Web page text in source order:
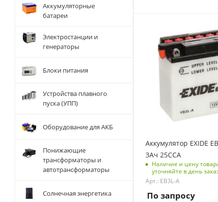
Полярность клемм
Прямая (+-)
Размеры изделия
(ДхШхВ), мм
Напряжение, V
Ток холодной
прокрутки, А
25
Код типоразмера АКБ
MOTO
Аккумулятор EXIDE
3Ач 25CCA
Наличие и цену
уточняйте в день
Арт.: EB3L-A
По запросу
Аккумуляторные
батареи
Электростанции и
генераторы
Блоки питания
Устройства плавного
пуска (УПП)
Оборудование для АКБ
Понижающие
трансформаторы и
автотрансформаторы
Солнечная энергетика